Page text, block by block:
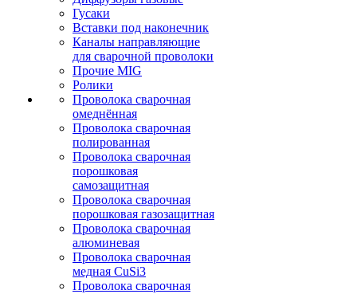
Гусаки
Вставки под наконечник
Каналы направляющие
для сварочной проволоки
Прочие MIG
Ролики
Проволока сварочная
омеднённая
Проволока сварочная
полированная
Проволока сварочная
порошковая
самозащитная
Проволока сварочная
порошковая газозащитная
Проволока сварочная
алюминевая
Проволока сварочная
медная CuSi3
Проволока сварочная